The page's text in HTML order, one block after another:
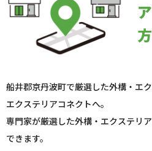
船井郡京丹波町で厳選した外構・エ
エクステリアコネクトへ。
専門家が厳選した外構・エクステリ
できます。